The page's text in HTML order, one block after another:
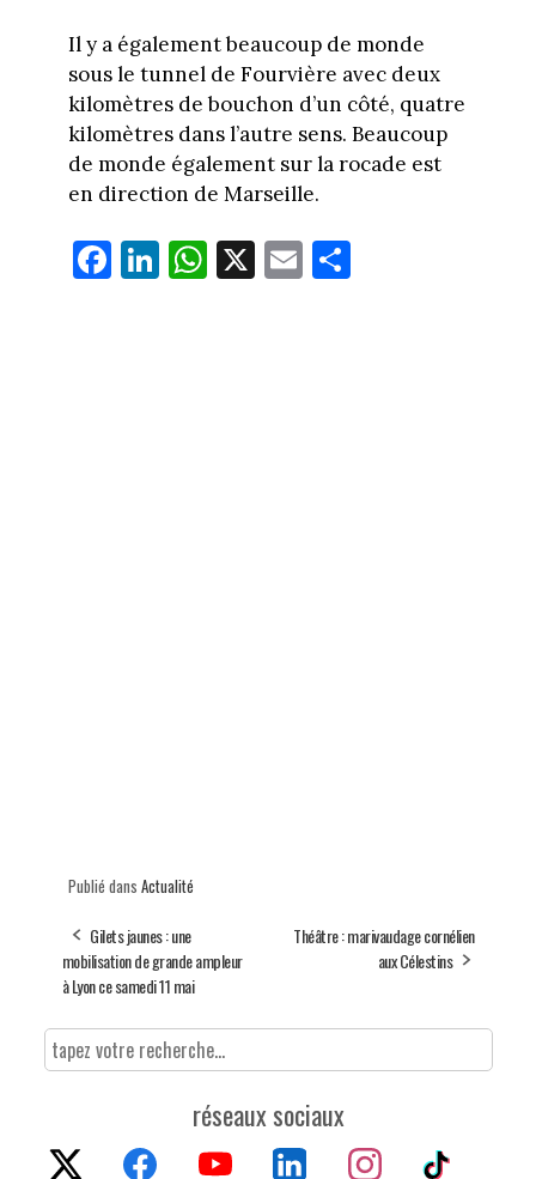
Il y a également beaucoup de monde
sous le tunnel de Fourvière avec deux
kilomètres de bouchon d’un côté, quatre
kilomètres dans l’autre sens. Beaucoup
de monde également sur la rocade est
en direction de Marseille.
Fa
ce
Li
nk
W
ha
X E
m
Pa
rt
Publié dans Actualité
Gilets jaunes : une
mobilisation de grande ampleur
à Lyon ce samedi 11 mai
Théâtre : marivaudage cornélien
aux Célestins
réseaux sociaux